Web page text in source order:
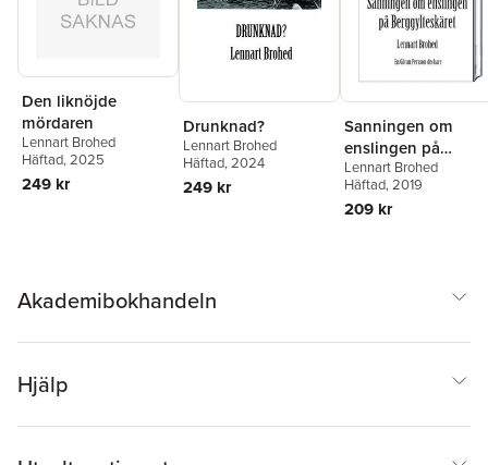
Den liknöjde
mördaren
Lennart Brohed
Häftad, 2025
249 kr
Drunknad?
Lennart Brohed
Häftad, 2024
249 kr
Sanningen om
enslingen på
Berggylteskäret
Lennart Brohed
Häftad, 2019
209 kr
Akademibokhandeln
Hjälp